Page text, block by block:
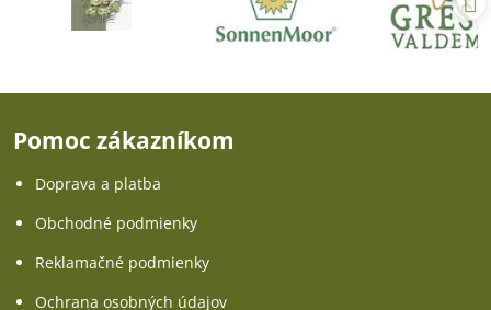
Pomoc zákazníkom
Doprava a platba
Obchodné podmienky
Reklamačné podmienky
Ochrana osobných údajov